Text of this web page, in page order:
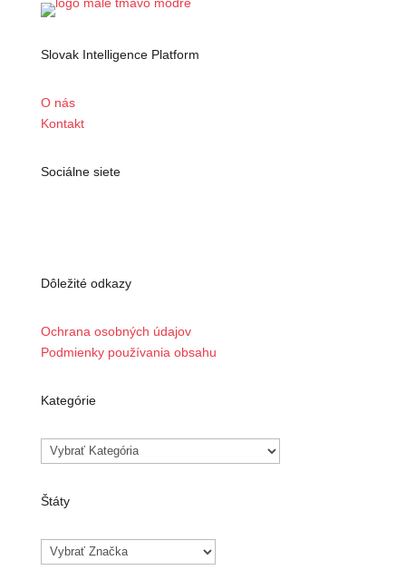
Slovak Intelligence Platform
O nás
Kontakt
Sociálne siete
Dôležité odkazy
Ochrana osobných údajov
Podmienky používania obsahu
Kategórie
Kategórie
Štáty
Značky